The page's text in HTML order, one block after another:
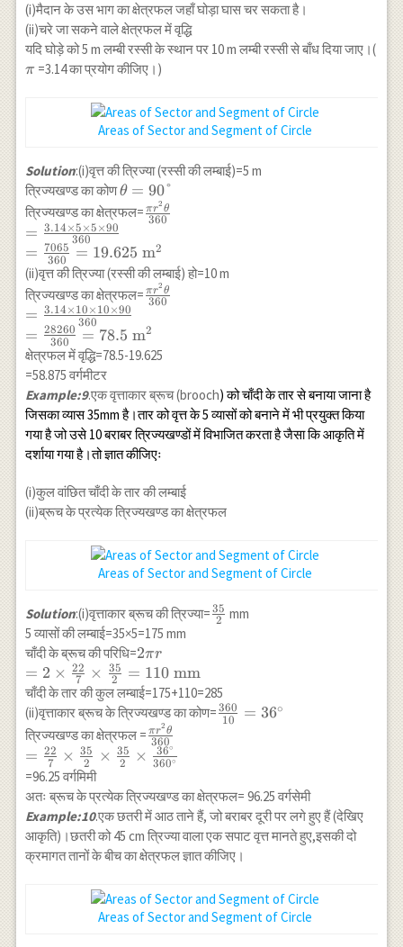
97.3125 \\
=20.4375
{360}-12
\times 12
\times \sin
60^{\circ} \cos
=3.14 \times
48-144 \times
{2} \times
\frac{1}{2} \\
=150.72-144
\times
\frac{1.73}{2}
\times \frac{1}
{2} \\
=150.72-
{4} \\
=150.72-62.28
(i)मैदान के उस भाग का क्षेत्रफल जहाँ घोड़ा घास चर सकता है।
(ii)चरे जा सकने वाले क्षेत्रफल में वृद्धि
यदि घोड़े को 5 m लम्बी रस्सी के स्थान पर 10 m लम्बी रस्सी से बाँध दिया जाए।(\pi
π=3.14 का प्रयोग कीजिए।)
Areas of Sector and Segment of Circle
Solution:(i)वृत्त की त्रिज्या (रस्सी की लम्बाई)=5 m
त्रिज्यखण्ड का कोण\theta=90°
θ = 90°
त्रिज्यखण्ड का क्षेत्रफल=\frac{\pi r^2
\theta}{360} \\
=\frac{3.14
\times 5 \times
5 \times 90}
{360} \\
=\frac{7065}
{360}=19.625
\mathrm{~m}^2
360
πr2 θ
= 360
3.14 ×5 ×5 ×90
= 360
7065 = 19.625 m2
(ii)वृत्त की त्रिज्या (रस्सी की लम्बाई) हो=10 m
त्रिज्यखण्ड का क्षेत्रफल=\frac{\pi r^2
\theta}{360} \\
=\frac{3.14
\times 10 \times
{360} \\
=\frac{28260}
{360}=78.5
\mathrm{~m}^2
360
πr2 θ
= 360
3.14 × 10 × 10 ×90
= 360
28260 = 78.5 m2
क्षेत्रफल में वृद्धि=78.5-19.625
=58.875 वर्गमीटर
Example:9.एक वृत्ताकार ब्रूच (brooch) को चाँदी के तार से बनाया जाना है
जिसका व्यास 35mm है।तार को वृत्त के 5 व्यासों को बनाने में भी प्रयुक्त किया
गया है जो उसे 10 बराबर त्रिज्यखण्डों में विभाजित करता है जैसा कि आकृति में
दर्शाया गया है।तो ज्ञात कीजिएः
(i)कुल वांछित चाँदी के तार की लम्बाई
(ii)ब्रूच के प्रत्येक त्रिज्यखण्ड का क्षेत्रफल
Areas of Sector and Segment of Circle
Solution:(i)वृत्ताकार ब्रूच की त्रिज्या=\frac{35}
2
35 mm
5 व्यासों की लम्बाई=35×5=175 mm
चाँदी के ब्रूच की परिधि=2 \pi r \\ =2
\times
\frac{22}{7}
\times
\frac{35}
{2}=110
\mathrm{~mm}
2πr
= 2 × 7
22 × 2
35 = 110 mm
चाँदी के तार की कुल लम्बाई=175+110=285
(ii)वृत्ताकार ब्रूच के त्रिज्यखण्ड का कोण=\frac{360}
10
360 = 36∘
त्रिज्यखण्ड का क्षेत्रफल =\frac{\pi r^{2}
\theta}{360} \\
=\frac{22}{7}
\times \frac{35}
{2} \times
\frac{35}{2}
\times
\frac{36^{\circ}}
360
πr2 θ
= 7
22 × 2
35 × 2
35 × 360∘
36∘
=96.25 वर्गमिमी
अतः ब्रूच के प्रत्येक त्रिज्यखण्ड का क्षेत्रफल= 96.25 वर्गसेमी
Example:10.एक छतरी में आठ ताने हैं, जो बराबर दूरी पर लगे हुए हैं (देखिए
आकृति)।छतरी को 45 cm त्रिज्या वाला एक सपाट वृत्त मानते हुए,इसकी दो
क्रमागत तानों के बीच का क्षेत्रफल ज्ञात कीजिए।
Areas of Sector and Segment of Circle